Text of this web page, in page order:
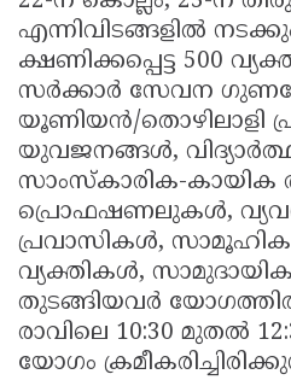
എന്നിവിടങ്ങളിൽ
ക്ഷണിക്കപ്പെട്ട 500
സർക്കാർ സേവന
യൂണിയൻ/തൊഴിലാളി
യുവജനങ്ങൾ,
സാംസ്‌കാരിക-കായിക
പ്രൊഫഷണലുകൾ,
പ്രവാസികൾ, സാമൂഹിക
വ്യക്തികൾ,
തുടങ്ങിയവർ
രാവിലെ 10:30 മുതൽ
യോഗം